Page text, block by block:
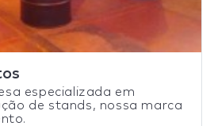
especializada em
de stands, nossa marca